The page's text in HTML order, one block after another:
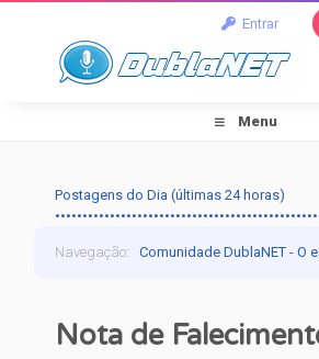
Entrar
Menu
Postagens do Dia (últimas 24 horas)
Navegação:Comunidade DublaNET - O
Nota de